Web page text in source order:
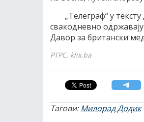
„Телеграф“ у
свакодневно
Давор за британски
РТРС, klix.ba
Тагови:Милорад Додик